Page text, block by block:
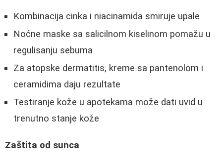
Kombinacija cinka i niacinamida smiruje upale
Noćne maske sa salicilnom kiselinom pomažu u
regulisanju sebuma
Za atopske dermatitis, kreme sa pantenolom i
ceramidima daju rezultate
Testiranje kože u apotekama može dati uvid u
trenutno stanje kože
Zaštita od sunca